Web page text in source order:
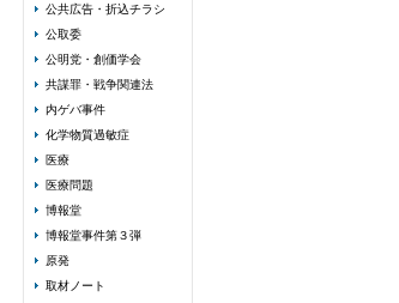
公共広告・折込チラシ
公取委
公明党・創価学会
共謀罪・戦争関連法
内ゲバ事件
化学物質過敏症
医療
医療問題
博報堂
博報堂事件第３弾
原発
取材ノート